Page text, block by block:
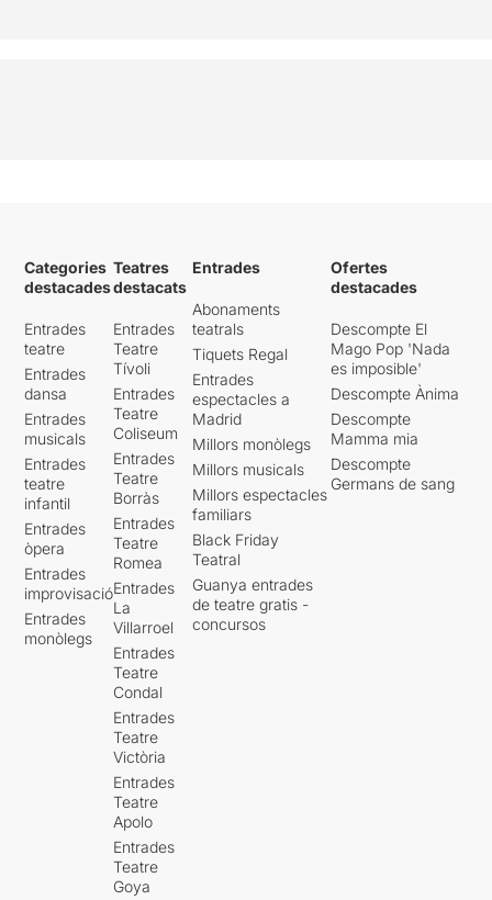
Categories
destacades
Entrades
teatre
Entrades
dansa
Entrades
musicals
Entrades
teatre
infantil
Entrades
òpera
Entrades
improvisació
Entrades
monòlegs
Teatres
destacats
Entrades
Teatre
Tívoli
Entrades
Teatre
Coliseum
Entrades
Teatre
Borràs
Entrades
Teatre
Romea
Entrades
La
Villarroel
Entrades
Teatre
Condal
Entrades
Teatre
Victòria
Entrades
Teatre
Apolo
Entrades
Teatre
Goya
Entrades
Abonaments
teatrals
Tiquets Regal
Entrades
espectacles a
Madrid
Millors monòlegs
Millors musicals
Millors espectacles
familiars
Black Friday
Teatral
Guanya entrades
de teatre gratis -
concursos
Ofertes
destacades
Descompte El
Mago Pop 'Nada
es imposible'
Descompte Ànima
Descompte
Mamma mia
Descompte
Germans de sang